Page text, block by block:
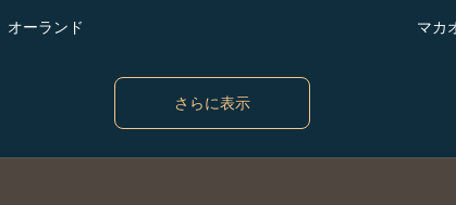
オーランド マカ
さらに表示